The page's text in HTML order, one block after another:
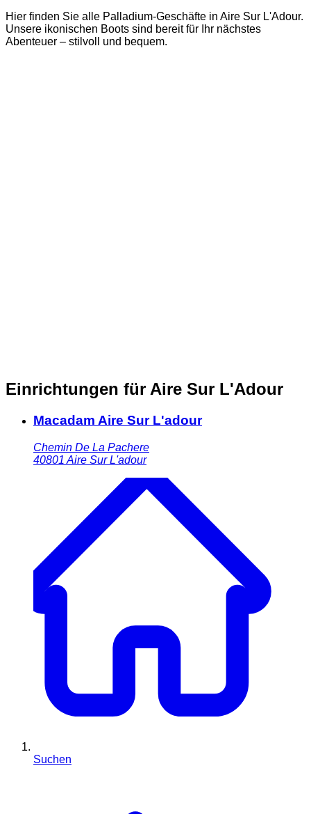
Hier finden Sie alle Palladium-Geschäfte in Aire Sur L'Adour.
Unsere ikonischen Boots sind bereit für Ihr nächstes
Abenteuer – stilvoll und bequem.
Einrichtungen für Aire Sur L'Adour
Macadam Aire Sur L'adour
Chemin De La Pachere
40801 Aire Sur L'adour
Suchen